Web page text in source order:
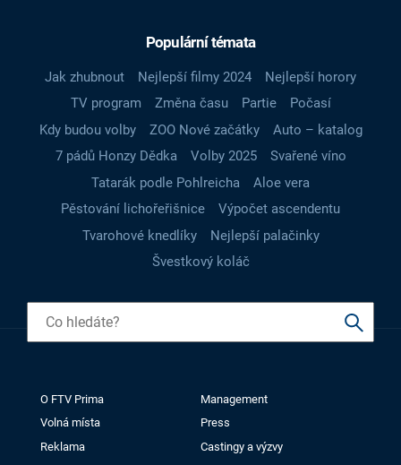
Populární témata
Jak zhubnout Nejlepší filmy 2024
Nejlepší horory
TV program
Změna času Partie
Počasí
Kdy budou volby
ZOO Nové začátky
Auto – katalog
7 pádů Honzy Dědka
Volby 2025
Svařené víno
Tatarák podle Pohlreicha
Aloe vera
Pěstování lichořeřišnice
Výpočet ascendentu
Tvarohové knedlíky
Nejlepší palačinky
Švestkový koláč
O FTV Prima
Management
Volná místa
Press
Reklama
Castingy a výzvy